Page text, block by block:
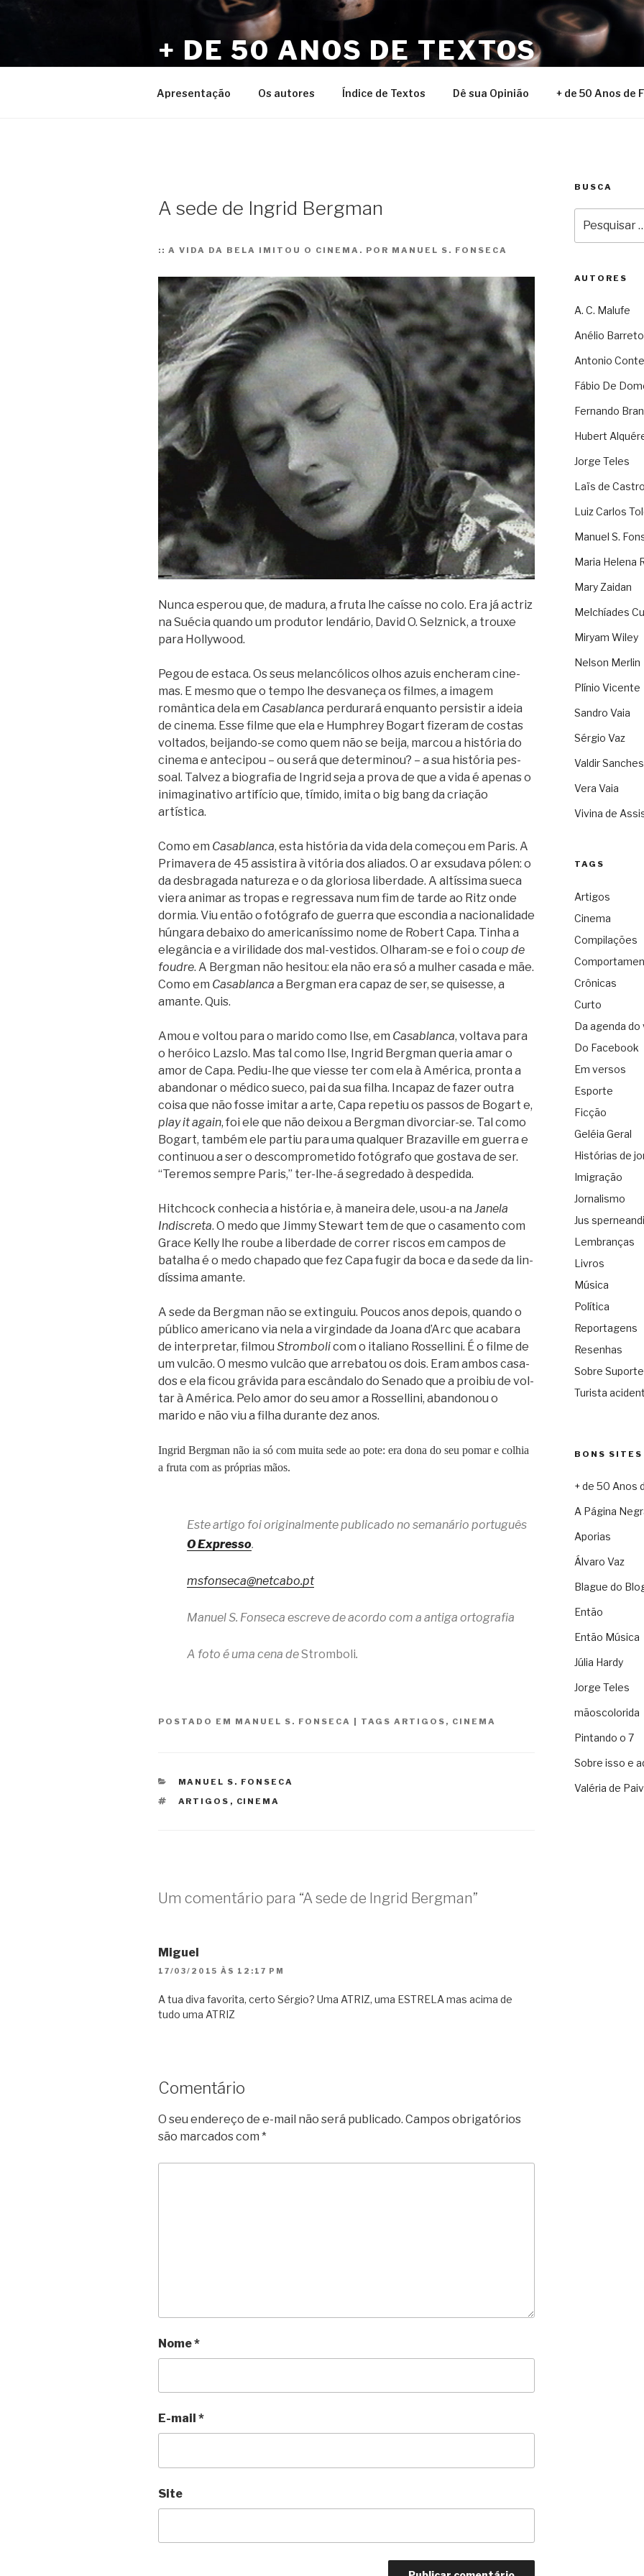
Pular
+ DE 50 ANOS DE TEXTOS
Apresentação Os autores Índice de Textos Dê sua Opinião + de 50 Anos de
A sede de Ingrid Bergman
:: A VIDA DA BELA IMITOU O CINEMA. POR MANUEL S. FONSECA
Nunca espe­rou que, de madura, a fruta lhe caísse no colo. Era já actriz
na Sué­cia quando um pro­du­tor len­dá­rio, David O. Selz­nick, a trouxe
para Hollywood.
Pegou de estaca. Os seus melan­có­li­cos olhos azuis enche­ram cine­
mas. E mesmo que o tempo lhe des­va­neça os fil­mes, a ima­gem
român­tica dela em Casa­blanca per­du­rará enquanto per­sis­tir a ideia
de cinema. Esse filme que ela e Humph­rey Bogart fize­ram de cos­tas
vol­ta­dos, beijando-se como quem não se beija, mar­cou a his­tó­ria do
cinema e ante­ci­pou – ou será que deter­mi­nou? – a sua his­tó­ria pes­
soal. Tal­vez a bio­gra­fia de Ingrid seja a prova de que a vida é ape­nas o
ini­ma­gi­na­tivo arti­fí­cio que, tímido, imita o big bang da cri­a­ção
artística.
Como em Casa­blanca, esta his­tó­ria da vida dela come­çou em Paris. A
Pri­ma­vera de 45 assis­tira à vitó­ria dos ali­a­dos. O ar exsu­dava pólen: o
da des­bra­gada natu­reza e o da glo­ri­osa liber­dade. A altís­sima sueca
viera ani­mar as tro­pas e regres­sava num fim de tarde ao Ritz onde
dor­mia. Viu então o fotó­grafo de guerra que escon­dia a naci­o­na­li­dade
hún­gara debaixo do ame­ri­ca­nís­simo nome de Robert Capa. Tinha a
ele­gân­cia e a viri­li­dade dos mal-vestidos. Olharam-se e foi o coup de
fou­dre. A Berg­man não hesi­tou: ela não era só a mulher casada e mãe.
Como em Casa­blanca a Berg­man era capaz de ser, se qui­sesse, a
amante. Quis.
Amou e vol­tou para o marido como Ilse, em Casa­blanca, vol­tava para
o heróico Lazslo. Mas tal como Ilse, Ingrid Berg­man que­ria amar o
amor de Capa. Pediu-lhe que viesse ter com ela à Amé­rica, pronta a
aban­do­nar o médico sueco, pai da sua filha. Inca­paz de fazer outra
coisa que não fosse imi­tar a arte, Capa repe­tiu os pas­sos de Bogart e,
play it again, foi ele que não dei­xou a Berg­man divorciar-se. Tal como
Bogart, tam­bém ele par­tiu para uma qual­quer Bra­za­ville em guerra e
con­ti­nuou a ser o des­com­pro­me­tido fotó­grafo que gos­tava de ser.
“Tere­mos sem­pre Paris,” ter-lhe-á segre­dado à despedida.
Hit­ch­cock conhe­cia a his­tó­ria e, à maneira dele, usou-a na Janela
Indis­creta. O medo que Jimmy Stewart tem de que o casa­mento com
Grace Kelly lhe roube a liber­dade de cor­rer ris­cos em cam­pos de
bata­lha é o medo cha­pado que fez Capa fugir da boca e da sede da lin­
dís­sima amante.
A sede da Berg­man não se extin­guiu. Pou­cos anos depois, quando o
público ame­ri­cano via nela a vir­gin­dade da Joana d’Arc que aca­bara
de inter­pre­tar, fil­mou Strom­bolicom o ita­li­ano Ros­sel­lini. É o filme de
um vul­cão. O mesmo vul­cão que arre­ba­tou os dois. Eram ambos casa­
dos e ela ficou grá­vida para escân­dalo do Senado que a proi­biu de vol­
tar à Amé­rica. Pelo amor do seu amor a Ros­sel­lini, aban­do­nou o
marido e não viu a filha durante dez anos.
Ingrid Berg­man não ia só com muita sede ao pote: era dona do seu pomar e colhia
a fruta com as pró­prias mãos.
Este artigo foi originalmente publicado no semanário português
O Expresso.
msfonseca@netcabo.pt
Manuel S. Fonseca escreve de acordo com a antiga ortografia
A foto é­ uma cena deStromboli.
POSTADO EM MANUEL S. FONSECA TAGS ARTIGOS , CINEMA
CATEGORIAS
MANUEL S. FONSECA
TAGS
ARTIGOS , CINEMA
Um comentário para “A sede de Ingrid Bergman”
Miguel
17/03/2015 ÀS 12:17 PM
A tua diva favorita, certo Sérgio? Uma ATRIZ, uma ESTRELA mas acima de
tudo uma ATRIZ
Comentário
O seu endereço de e-mail não será publicado. Campos obrigatórios
são marcados com *
Nome*
E-mail *
Site
BUSCA
por:
AUTORES
A. C. Malufe
Anélio Barreto
Antonio
Fábio De
Fernando
Hubert
Jorge Teles
Laïs de Castro
Luiz Carlos
Manuel S.
Maria Helena
Mary Zaidan
Melchíades
Miryam Wiley
Nelson Merlin
Plínio Vicente
Sandro Vaia
Sérgio Vaz
Valdir Sanches
Vera Vaia
Vivina de
TAGS
Artigos
Cinema
Compilações
Crônicas
Curto
Da agenda do
Do Facebook
Em versos
Esporte
Ficção
Geléia Geral
Histórias de
Imigração
Jornalismo
Jus sperneandi
Lembranças
Livros
Música
Política
Reportagens
Resenhas
Sobre
Turista
BONS SITES
+ de 50 Anos
A Página
Aporias
Álvaro Vaz
Blague do
Então
Então Música
Júlia Hardy
Jorge Teles
mãoscolorida
Pintando o 7
Sobre isso e
Valéria de